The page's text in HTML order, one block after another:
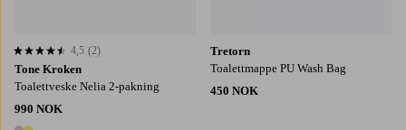
Tone Kroken
Toalettveske Nelia 2-pakning
990 NOK
4,5 basert på 2 karaktergivninger
4,5 (2)
Tretorn
Toalettmappe PU Wash Bag
450 NOK